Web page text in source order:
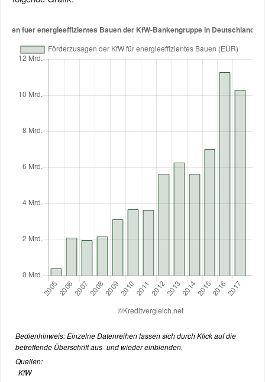
Bedienhinweis: Einzelne Datenreihen lassen sich durch Klick auf die
betreffende Überschrift aus- und wieder einblenden.
Quellen:
KfW